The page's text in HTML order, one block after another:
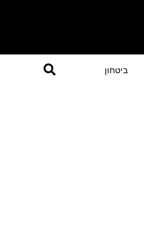
ביטחון